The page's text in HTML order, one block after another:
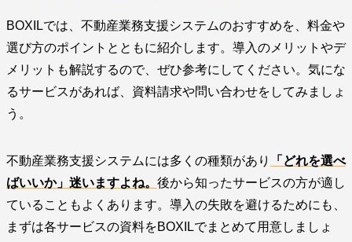
BOXILでは、不動産業務支援システムのおすすめを、料金や
選び方のポイントとともに紹介します。導入のメリットやデ
メリットも解説するので、ぜひ参考にしてください。気にな
るサービスがあれば、資料請求や問い合わせをしてみましょ
う。
不動産業務支援システムには多くの種類があり
「どれを選べ
ばいいか」迷いますよね。 後から知ったサービスの方が適し
ていることもよくあります。導入の失敗を避けるためにも、
まずは各サービスの資料をBOXILでまとめて用意しましょ